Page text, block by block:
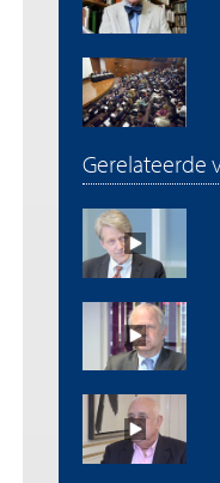
Gerelateerde